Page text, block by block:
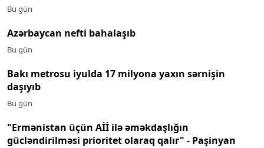
Bu gün
Azərbaycan nefti bahalaşıb
Bu gün
Bakı metrosu iyulda 17 milyona yaxın sərnişin
daşıyıb
Bu gün
"Ermənistan üçün Aİİ ilə əməkdaşlığın
gücləndirilməsi prioritet olaraq qalır" - Paşinyan